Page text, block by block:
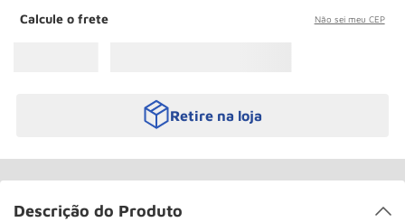
Calcule o frete Não sei meu CEP
Retire na loja
Descrição do Produto